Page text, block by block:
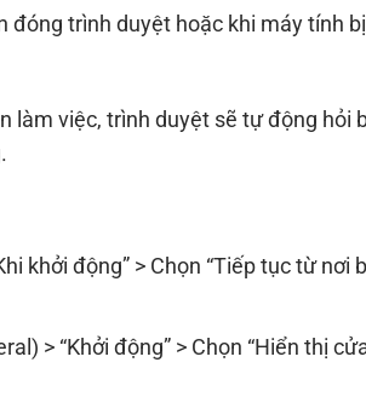
đóng trình duyệt hoặc khi máy tính
làm việc, trình duyệt sẽ tự động hỏi
khởi động” > Chọn “Tiếp tục từ nơi
> “Khởi động” > Chọn “Hiển thị